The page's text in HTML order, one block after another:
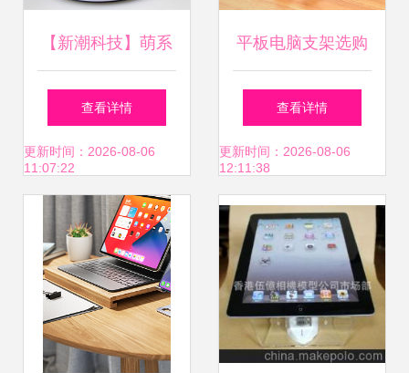
【新潮科技】萌系
加持 · 多功能吸盘
音响与平板支架 |
sunreed平板音响
座驾风潮来袭
查看详情
更新时间：2026-08-06
11:07:22
平板电脑支架选购
指南 从绘画学习到
懒人追剧的全场景
体验
查看详情
更新时间：2026-08-06
12:11:38